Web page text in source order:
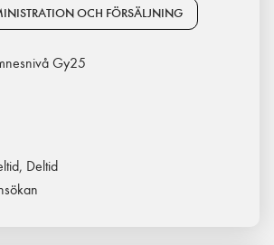
OCH FÖRSÄLJNING
Gy25
Deltid